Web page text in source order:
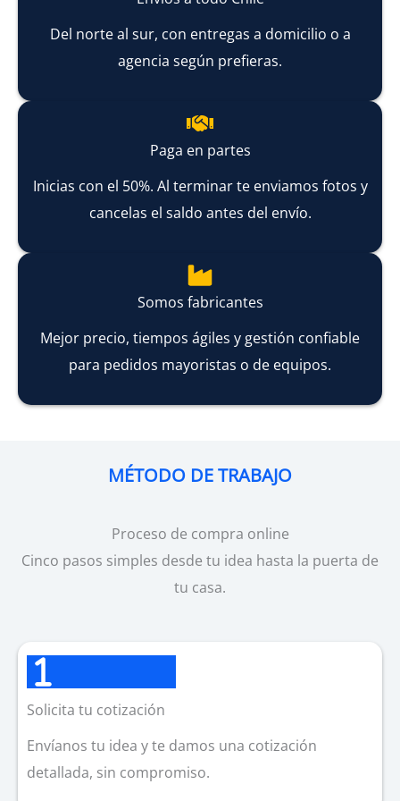
Del norte al sur, con entregas a domicilio o a
agencia según prefieras.
Paga en partes
Inicias con el 50%. Al terminar te enviamos fotos y
cancelas el saldo antes del envío.
Somos fabricantes
Mejor precio, tiempos ágiles y gestión confiable
para pedidos mayoristas o de equipos.
MÉTODO DE TRABAJO
Proceso de compra online
Cinco pasos simples desde tu idea hasta la puerta de
tu casa.
Solicita tu cotización
Envíanos tu idea y te damos una cotización
detallada, sin compromiso.